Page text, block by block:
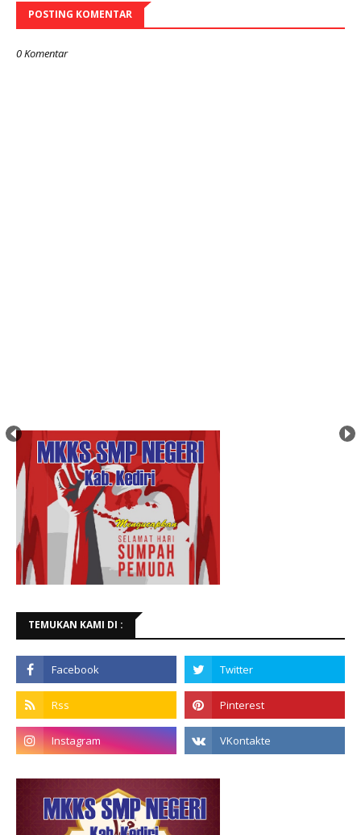
POSTING KOMENTAR
0 Komentar
TEMUKAN KAMI DI :